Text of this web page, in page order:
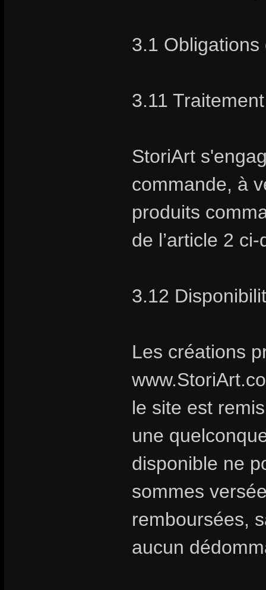
3.1
3.11
StoriArt
commande, à
produits
de l’article 2
3.12
Les créations
le site est
une
disponible ne
sommes
remboursées,
aucun